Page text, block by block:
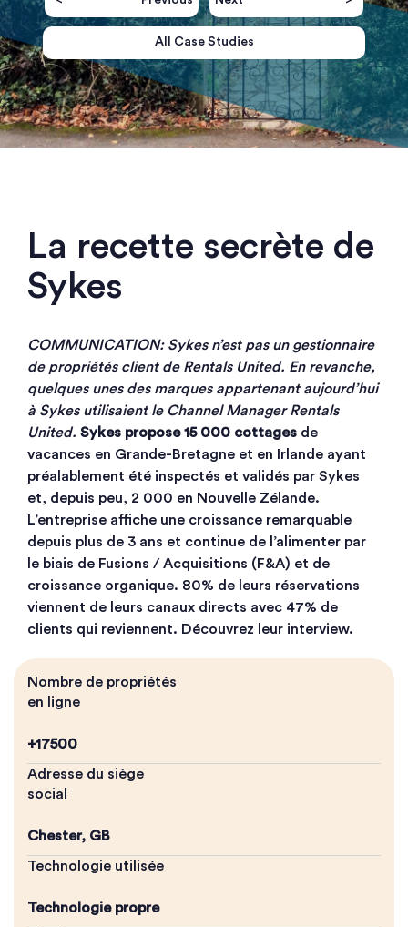
All Case Studies
La recette secrète de
Sykes
COMMUNICATION: Sykes n’est pas un gestionnaire
de propriétés client de Rentals United. En revanche,
quelques unes des marques appartenant aujourd’hui
à Sykes utilisaient le Channel Manager Rentals
United. Sykes propose15 000 cottages de
vacances en Grande-Bretagne et en Irlande ayant
préalablement été inspectés et validés par Sykes
et, depuis peu, 2 000 en Nouvelle Zélande.
L’entreprise affiche une croissance remarquable
depuis plus de 3 ans et continue de l’alimenter par
le biais de Fusions / Acquisitions (F&A) et de
croissance organique. 80% de leurs réservations
viennent de leurs canaux directs avec 47% de
clients qui reviennent. Découvrez leur interview.
Nombre de propriétés
en ligne
+17500
Adresse du siège
social
Chester, GB
Technologie utilisée
Technologie propre